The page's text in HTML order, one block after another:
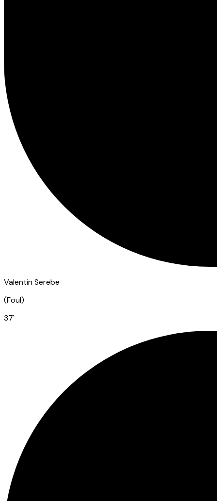
Valentin Serebe
(Foul)
37`